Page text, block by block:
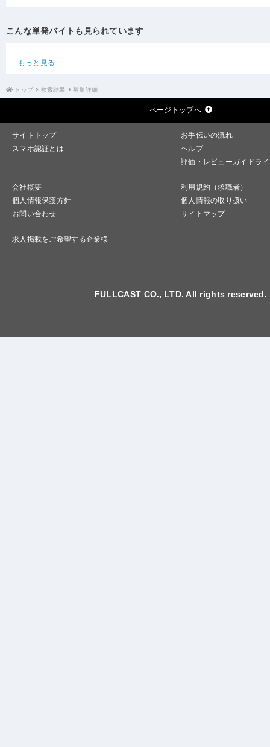
こんな単発バイトも見られています
もっと見る
トップ 検索結果 募集詳細
ページトップへ
サイトトップ
お手伝いの流れ
スマホ認証とは
ヘルプ
評価・レビューガイドラ
会社概要
利用規約（求職者）
個人情報保護方針
個人情報の取り扱い
お問い合わせ
サイトマップ
求人掲載をご希望する企業様
FULLCAST CO., LTD. All rights reserved.